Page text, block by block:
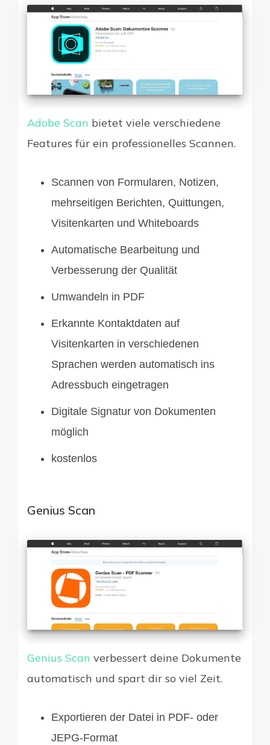
Adobe Scan bietet viele verschiedene
Features für ein professionelles Scannen.
Scannen von Formularen, Notizen,
mehrseitigen Berichten, Quittungen,
Visitenkarten und Whiteboards
Automatische Bearbeitung und
Verbesserung der Qualität
Umwandeln in PDF
Erkannte Kontaktdaten auf
Visitenkarten in verschiedenen
Sprachen werden automatisch ins
Adressbuch eingetragen
Digitale Signatur von Dokumenten
möglich
kostenlos
Genius Scan
Genius Scan verbessert deine Dokumente
automatisch und spart dir so viel Zeit.
Exportieren der Datei in PDF- oder
JEPG-Format